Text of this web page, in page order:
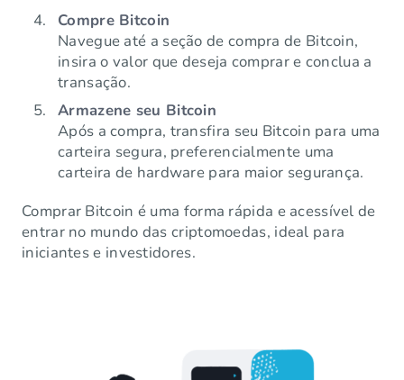
Compre Bitcoin
Navegue até a seção de compra de Bitcoin,
insira o valor que deseja comprar e conclua a
transação.
Armazene seu Bitcoin
Após a compra, transfira seu Bitcoin para uma
carteira segura, preferencialmente uma
carteira de hardware para maior segurança.
Comprar Bitcoin é uma forma rápida e acessível de
entrar no mundo das criptomoedas, ideal para
iniciantes e investidores.